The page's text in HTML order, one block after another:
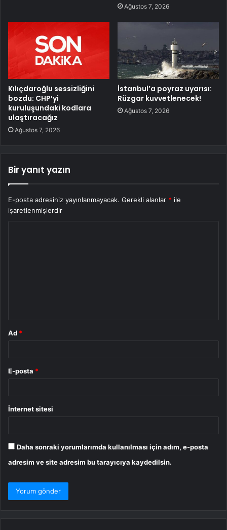
Ağustos 7, 2026
Kılıçdaroğlu sessizliğini
bozdu: CHP’yi
kuruluşundaki kodlara
ulaştıracağız
Ağustos 7, 2026
İstanbul’a poyraz uyarısı:
Rüzgar kuvvetlenecek!
Ağustos 7, 2026
Bir yanıt yazın
E-posta adresiniz yayınlanmayacak. Gerekli alanlar * ile
işaretlenmişlerdir
Ad *
E-posta *
İnternet sitesi
Daha sonraki yorumlarımda kullanılması için adım, e-posta
adresim ve site adresim bu tarayıcıya kaydedilsin.